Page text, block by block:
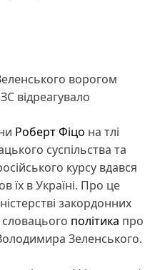
ворогом
відреагувало
Роберт Фіцо на тлі
суспільства та
курсу вдався
їх в Україні. Про це
закордонних
словацього політика про
Зеленського.